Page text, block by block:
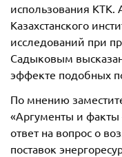
использования КТК.
Казахстанского
исследований при
Садыковым
эффекте подобных
По мнению
«Аргументы и факты
ответ на вопрос о
поставок